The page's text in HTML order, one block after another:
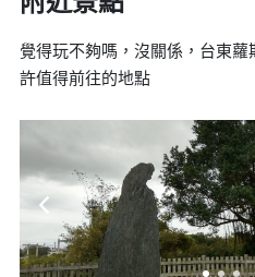
覺得玩不夠嗎，沒關係，台東
許值得前往的地點